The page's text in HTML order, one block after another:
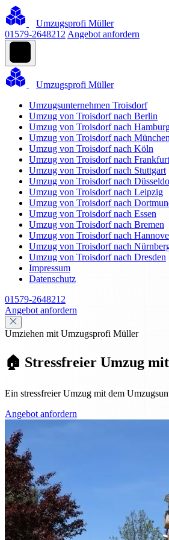
Umzugsprofi Müller
01579-2648212 Angebot anfordern
Umzugsprofi Müller
Umzugsunternehmen Troisdorf
Umzug von Troisdorf nach Berlin
Umzug von Troisdorf nach
Umzug von Troisdorf nach München
Umzug von Troisdorf nach Köln
Umzug von Troisdorf nach
Umzug von Troisdorf nach Stuttgart
Umzug von Troisdorf nach
Umzug von Troisdorf nach Leipzig
Umzug von Troisdorf nach
Umzug von Troisdorf nach Essen
Umzug von Troisdorf nach Bremen
Umzug von Troisdorf nach
Umzug von Troisdorf nach
Umzug von Troisdorf nach Dresden
Impressum
Datenschutz
01579-2648212
Angebot anfordern
Umziehen mit Umzugsprofi Müller
🏠 Stressfreier Umzug
Ein stressfreier Umzug mit dem
Angebot anfordern